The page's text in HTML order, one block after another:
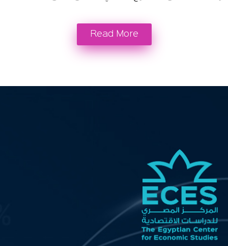
Read More